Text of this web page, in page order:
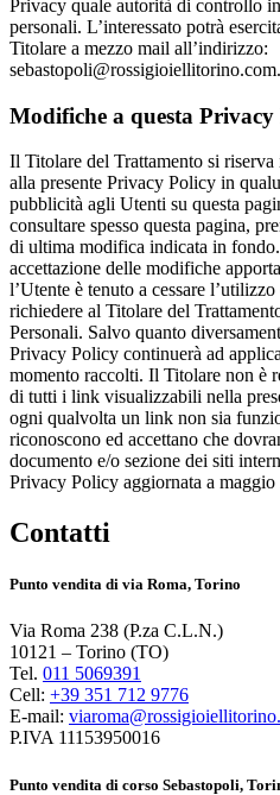
Privacy quale autorità di controllo
personali. L’interessato potrà
Titolare a mezzo mail all’indirizzo:
sebastopoli@rossigioiellitorino.com.
Modifiche a questa Privacy
Il Titolare del Trattamento si
alla presente Privacy Policy in
pubblicità agli Utenti su questa
consultare spesso questa pagina,
di ultima modifica indicata in
accettazione delle modifiche
l’Utente è tenuto a cessare
richiedere al Titolare del
Personali. Salvo quanto
Privacy Policy continuerà ad
momento raccolti. Il Titolare non è
di tutti i link visualizzabili nella
ogni qualvolta un link non sia
riconoscono ed accettano che
documento e/o sezione dei siti
Privacy Policy aggiornata a maggio
Contatti
Punto vendita di via Roma, Torino
Via Roma 238 (P.za C.L.N.)
10121 – Torino (TO)
Tel. 011 5069391
Cell: +39 351 712 9776
E-mail:
P.IVA 11153950016
Punto vendita di corso Sebastopoli,